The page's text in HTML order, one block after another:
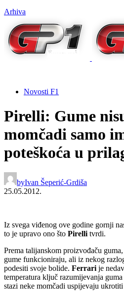
Arhiva
Novosti F1
Pirelli: Gume
momčadi samo
poteškoća u
byIvan Šeperić-Grdiša
25.05.2012.
Iz svega viđenog ove godine gornji
to je upravo ono što Pirelli tvrdi.
Prema talijanskom proizvođaču
gume funkcioniraju, ali iz nekog
podesiti svoje bolide. Ferrari je
temperatura ključ razumijevanja
stazi neke momčadi uspijevaju